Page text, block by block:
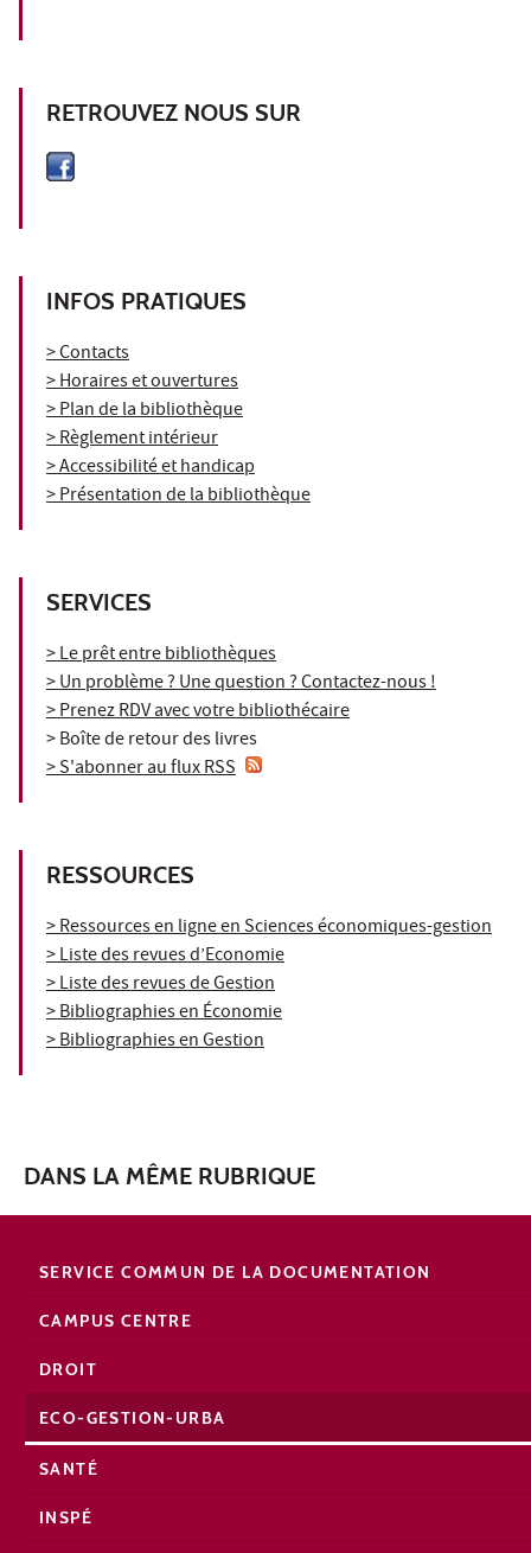
RETROUVEZ NOUS SUR
INFOS PRATIQUES
> Contacts
> Horaires et ouvertures
> Plan de la bibliothèque
> Règlement intérieur
> Accessibilité et handicap
> Présentation de la bibliothèque
SERVICES
> Le prêt entre bibliothèques
> Un problème ? Une question ? Contactez-nous !
> Prenez RDV avec votre bibliothécaire
> Boîte de retour des livres
> S'abonner au flux RSS
RESSOURCES
> Ressources en ligne en Sciences économiques-gestion
> Liste des revues d’Economie
> Liste des revues de Gestion
> Bibliographies en Économie
> Bibliographies en Gestion
DANS LA MÊME RUBRIQUE
SERVICE COMMUN DE LA DOCUMENTATION
CAMPUS CENTRE
DROIT
ECO-GESTION-URBA
SANTÉ
INSPÉ